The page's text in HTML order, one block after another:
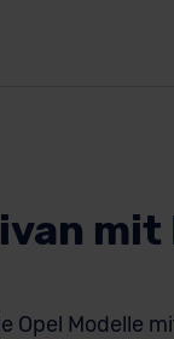
Opel Modelle